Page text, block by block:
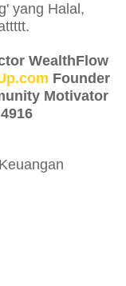
yang Halal,
WealthFlow
Founder
Motivator